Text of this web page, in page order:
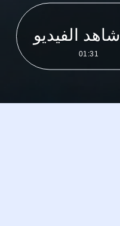
شاهد الفيديو
01:31